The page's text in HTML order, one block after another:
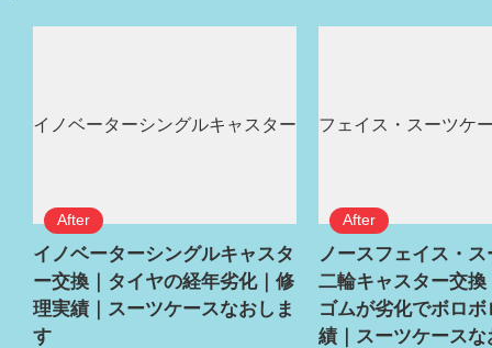
イノベーターシングルキャスタ
ー交換｜タイヤの経年劣化｜修
理実績｜スーツケースなおしま
す
ノースフェイス・
二輪キャスター交換
ゴムが劣化でボロ
績｜スーツケースな